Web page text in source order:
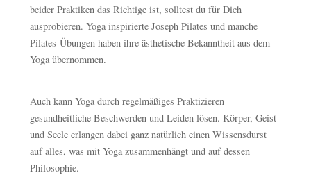
beider Praktiken das Richtige ist, solltest du für Dich
ausprobieren. Yoga inspirierte Joseph Pilates und manche
Pilates-Übungen haben ihre ästhetische Bekanntheit aus dem
Yoga übernommen.
Auch kann Yoga durch regelmäßiges Praktizieren
gesundheitliche Beschwerden und Leiden lösen. Körper, Geist
und Seele erlangen dabei ganz natürlich einen Wissensdurst
auf alles, was mit Yoga zusammenhängt und auf dessen
Philosophie.